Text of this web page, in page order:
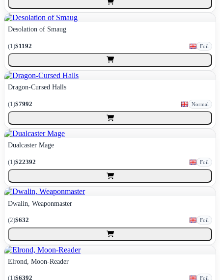
Desolation of Smaug
(1)$1192 Foil
Dragon-Cursed Halls
(1)$7992 Normal
Dualcaster Mage
(1)$22392 Foil
Dwalin, Weaponmaster
(2)$632 Foil
Elrond, Moon-Reader
(1)$6392 Foil